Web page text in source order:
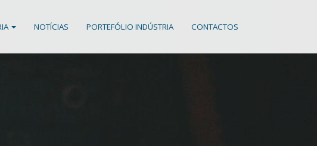
NOTÍCIAS PORTEFÓLIO INDÚSTRIA CONTACTOS